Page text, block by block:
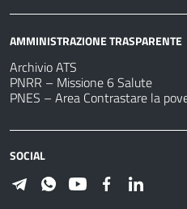
AMMINISTRAZIONE TRASPARENTE
Archivio ATS
PNRR – Missione 6 Salute
PNES – Area Contrastare la
SOCIAL